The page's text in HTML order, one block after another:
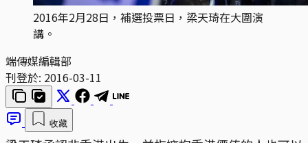
2016年2月28日，補選投票日，梁天琦在大圍演
講。
端傳媒編輯部
刊登於: 2016-03-11
收藏